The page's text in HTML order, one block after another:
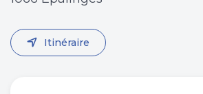
Itinéraire